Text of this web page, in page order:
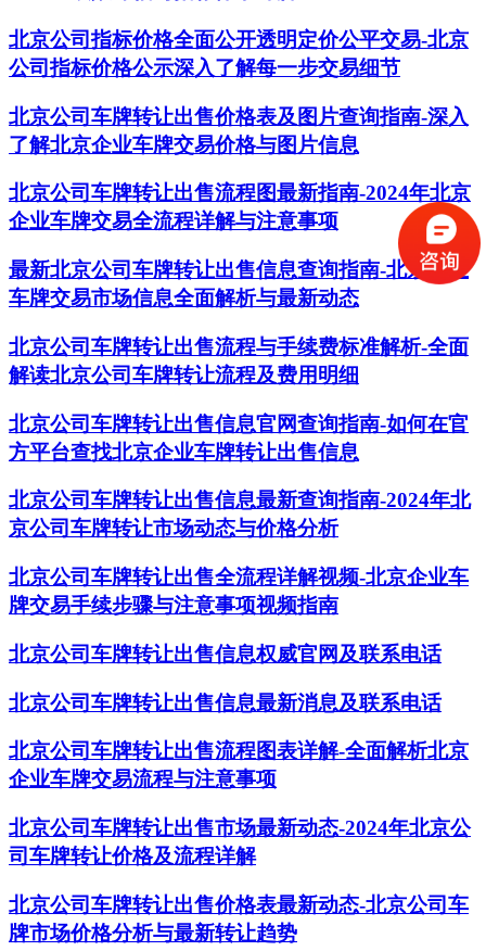
北京公司指标价格全面公开透明定价公平交易-北京
公司指标价格公示深入了解每一步交易细节
北京公司车牌转让出售价格表及图片查询指南-深入
了解北京企业车牌交易价格与图片信息
北京公司车牌转让出售流程图最新指南-2024年北京
企业车牌交易全流程详解与注意事项
最新北京公司车牌转让出售信息查询指南-北京企业
车牌交易市场信息全面解析与最新动态
北京公司车牌转让出售流程与手续费标准解析-全面
解读北京公司车牌转让流程及费用明细
北京公司车牌转让出售信息官网查询指南-如何在官
方平台查找北京企业车牌转让出售信息
北京公司车牌转让出售信息最新查询指南-2024年北
京公司车牌转让市场动态与价格分析
北京公司车牌转让出售全流程详解视频-北京企业车
牌交易手续步骤与注意事项视频指南
北京公司车牌转让出售信息权威官网及联系电话
北京公司车牌转让出售信息最新消息及联系电话
北京公司车牌转让出售流程图表详解-全面解析北京
企业车牌交易流程与注意事项
北京公司车牌转让出售市场最新动态-2024年北京公
司车牌转让价格及流程详解
北京公司车牌转让出售价格表最新动态-北京公司车
牌市场价格分析与最新转让趋势